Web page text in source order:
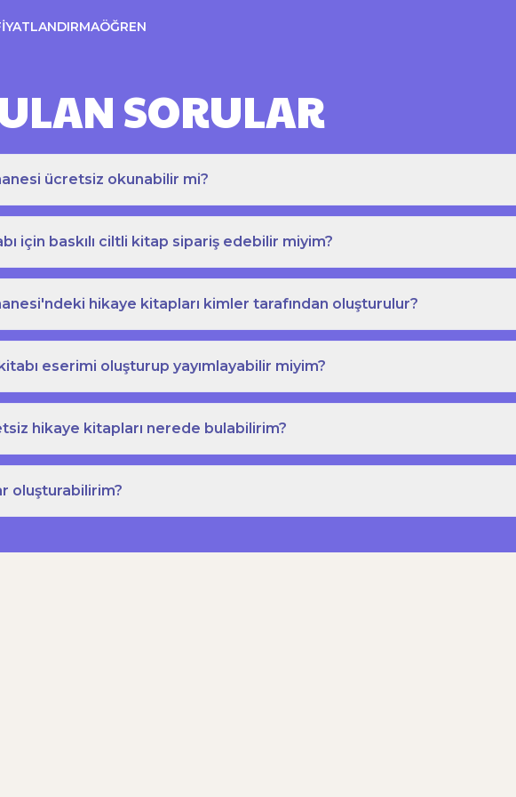
ÖĞREN
SORULAR
ücretsiz okunabilir mi?
için baskılı ciltli kitap sipariş edebilir miyim?
hikaye kitapları kimler tarafından oluşturulur?
eserimi oluşturup yayımlayabilir miyim?
hikaye kitapları nerede bulabilirim?
oluşturabilirim?